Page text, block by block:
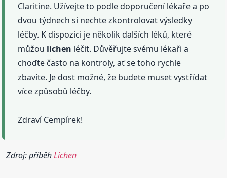
Claritine. Užívejte to podle doporučení lékaře a po
dvou týdnech si nechte zkontrolovat výsledky
léčby. K dispozici je několik dalších léků, které
můžou lichen léčit. Důvěřujte svému lékaři a
choďte často na kontroly, ať se toho rychle
zbavíte. Je dost možné, že budete muset vystřídat
více způsobů léčby.
Zdraví Cempírek!
Zdroj: příběhLichen